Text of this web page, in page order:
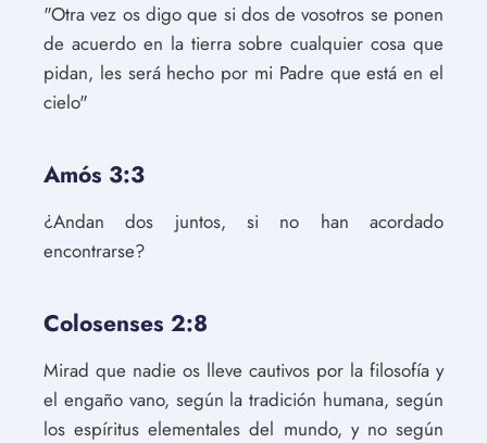
"Otra vez os digo que si dos de vosotros se ponen
de acuerdo en la tierra sobre cualquier cosa que
pidan, les será hecho por mi Padre que está en el
cielo"
Amós 3:3
¿Andan dos juntos, si no han acordado
encontrarse?
Colosenses 2:8
Mirad que nadie os lleve cautivos por la filosofía y
el engaño vano, según la tradición humana, según
los espíritus elementales del mundo, y no según